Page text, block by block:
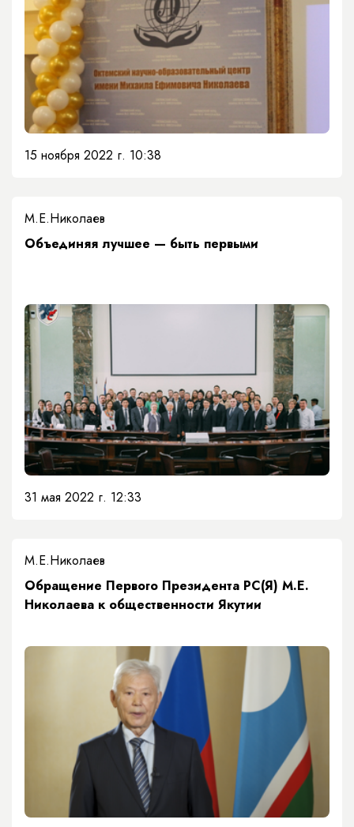
15 ноября 2022 г. 10:38
М.Е.Николаев
Объединяя лучшее — быть первыми
31 мая 2022 г. 12:33
М.Е.Николаев
Обращение Первого Президента РС(Я) М.Е.
Николаева к общественности Якутии